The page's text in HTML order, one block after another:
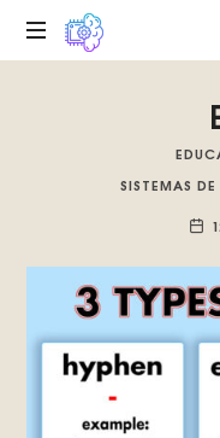
singularidad
Basilisco
de
Roko,
fomentamos
la
inteligencia
artificial
SISTEMAS